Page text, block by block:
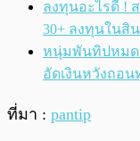
ลงทุนอะไรดี !
30+ ลงทุนในสิ
หนุ่มพันทิปหมด
อัดเงินหวังถอ
ที่มา : pantip